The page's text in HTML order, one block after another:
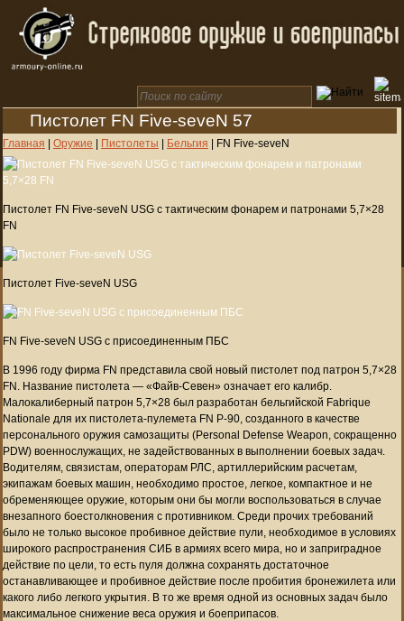
Пистолет FN Five-seveN 57
Главная | Оружие | Пистолеты | Бельгия | FN Five-seveN
Пистолет FN Five-seveN USG с тактическим фонарем и патронами 5,7×28
FN
Пистолет Five-seveN USG
FN Five-seveN USG с присоединенным ПБС
В 1996 году фирма FN представила свой новый пистолет под патрон 5,7×28
FN. Название пистолета — «Файв-Севен» означает его калибр.
Малокалиберный патрон 5,7×28 был разработан бельгийской Fabrique
Nationale для их пистолета-пулемета FN P-90, созданного в качестве
персонального оружия самозащиты (Personal Defense Weapon, сокращенно
PDW) военнослужащих, не задействованных в выполнении боевых задач.
Водителям, связистам, операторам РЛС, артиллерийским расчетам,
экипажам боевых машин, необходимо простое, легкое, компактное и не
обременяющее оружие, которым они бы могли воспользоваться в случае
внезапного боестолкновения с противником. Среди прочих требований
было не только высокое пробивное действие пули, необходимое в условиях
широкого распространения СИБ в армиях всего мира, но и заприградное
действие по цели, то есть пуля должна сохранять достаточное
останавливающее и пробивное действие после пробития бронежилета или
какого либо легкого укрытия. В то же время одной из основных задач было
максимальное снижение веса оружия и боеприпасов.